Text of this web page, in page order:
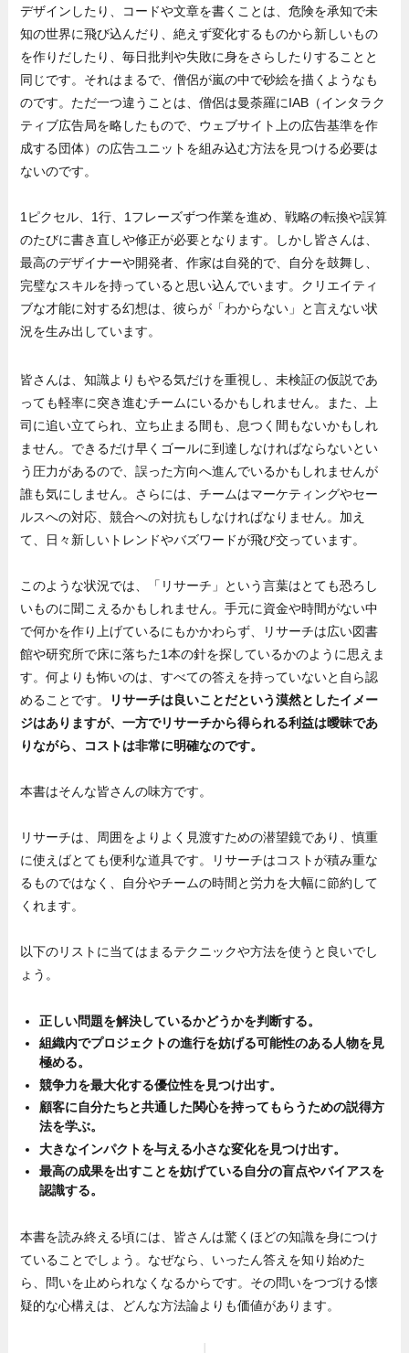
デザインしたり、コードや文章を書くことは、危険を承知で未
知の世界に飛び込んだり、絶えず変化するものから新しいもの
を作りだしたり、毎日批判や失敗に身をさらしたりすることと
同じです。それはまるで、僧侶が嵐の中で砂絵を描くようなも
のです。ただ一つ違うことは、僧侶は曼荼羅にIAB（インタラク
ティブ広告局を略したもので、ウェブサイト上の広告基準を作
成する団体）の広告ユニットを組み込む方法を見つける必要は
ないのです。
1ピクセル、1行、1フレーズずつ作業を進め、戦略の転換や誤算
のたびに書き直しや修正が必要となります。しかし皆さんは、
最高のデザイナーや開発者、作家は自発的で、自分を鼓舞し、
完璧なスキルを持っていると思い込んでいます。クリエイティ
ブな才能に対する幻想は、彼らが「わからない」と言えない状
況を生み出しています。
皆さんは、知識よりもやる気だけを重視し、未検証の仮説であ
っても軽率に突き進むチームにいるかもしれません。また、上
司に追い立てられ、立ち止まる間も、息つく間もないかもしれ
ません。できるだけ早くゴールに到達しなければならないとい
う圧力があるので、誤った方向へ進んでいるかもしれませんが
誰も気にしません。さらには、チームはマーケティングやセー
ルスへの対応、競合への対抗もしなければなりません。加え
て、日々新しいトレンドやバズワードが飛び交っています。
このような状況では、「リサーチ」という言葉はとても恐ろし
いものに聞こえるかもしれません。手元に資金や時間がない中
で何かを作り上げているにもかかわらず、リサーチは広い図書
館や研究所で床に落ちた1本の針を探しているかのように思えま
す。何よりも怖いのは、すべての答えを持っていないと自ら認
めることです。
リサーチは良いことだという漠然としたイメー
ジはありますが、一方でリサーチから得られる利益は曖昧であ
りながら、コストは非常に明確なのです。
本書はそんな皆さんの味方です。
リサーチは、周囲をよりよく見渡すための潜望鏡であり、慎重
に使えばとても便利な道具です。リサーチはコストが積み重な
るものではなく、自分やチームの時間と労力を大幅に節約して
くれます。
以下のリストに当てはまるテクニックや方法を使うと良いでし
ょう。
正しい問題を解決しているかどうかを判断する。
組織内でプロジェクトの進行を妨げる可能性のある人物を見
極める。
競争力を最大化する優位性を見つけ出す。
顧客に自分たちと共通した関心を持ってもらうための説得方
法を学ぶ。
大きなインパクトを与える小さな変化を見つけ出す。
最高の成果を出すことを妨げている自分の盲点やバイアスを
認識する。
本書を読み終える頃には、皆さんは驚くほどの知識を身につけ
ていることでしょう。なぜなら、いったん答えを知り始めた
ら、問いを止められなくなるからです。その問いをつづける懐
疑的な心構えは、どんな方法論よりも価値があります。